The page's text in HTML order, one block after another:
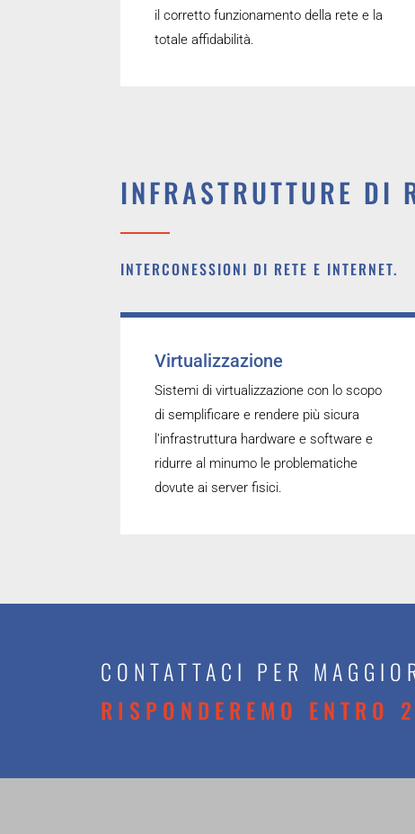
il corretto funzionamento della rete e la
totale affidabilità.
INFRASTRUTTURE DI
INTERCONESSIONI DI RETE E INTERNET.
Virtualizzazione
Sistemi di virtualizzazione con lo scopo
di semplificare e rendere più sicura
l’infrastruttura hardware e software e
ridurre al minumo le problematiche
dovute ai server fisici.
CONTATTACI PER
RISPONDEREMO ENTRO